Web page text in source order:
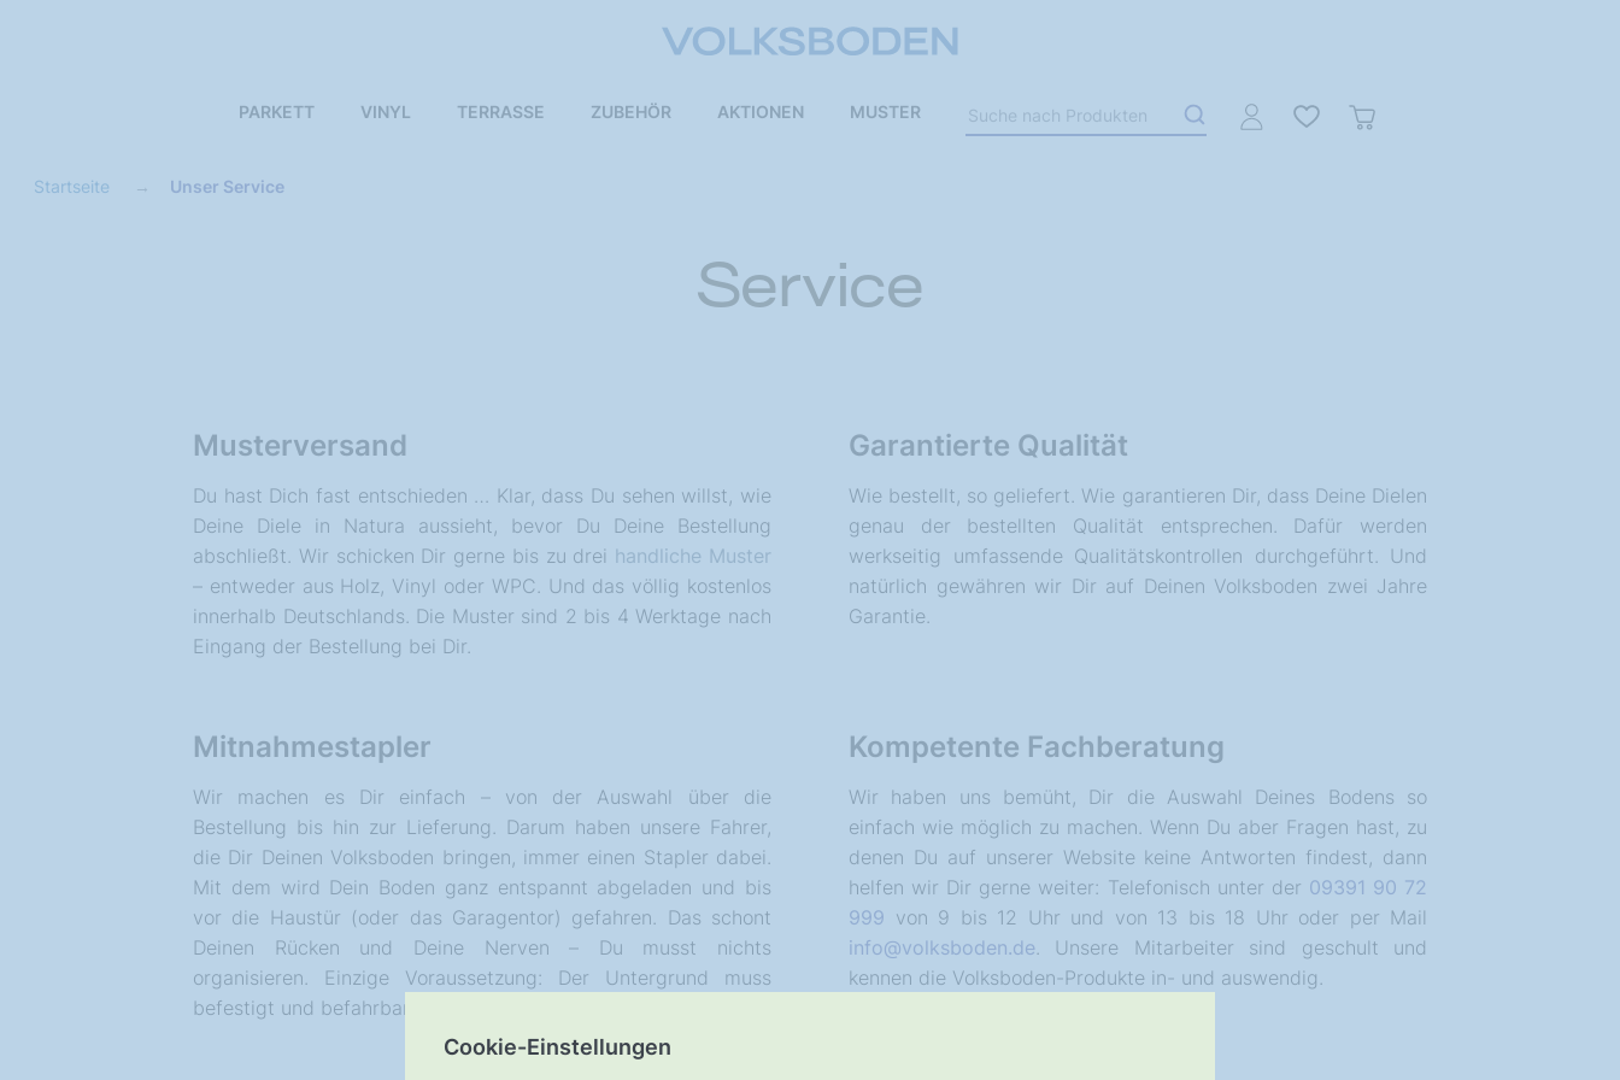
Cookie-Einstellungen
PARKETT VINYL TERRASSE ZUBEHÖR AKTIONEN MUSTER
Startseite Unser Service
Service
Musterversand
Du hast Dich fast entschieden … Klar, dass Du sehen willst, wie
Deine Diele in Natura aussieht, bevor Du Deine Bestellung
abschließt. Wir schicken Dir gerne bis zu drei handliche Muster
– entweder aus Holz, Vinyl oder WPC. Und das völlig kostenlos
innerhalb Deutschlands. Die Muster sind 2 bis 4 Werktage nach
Eingang der Bestellung bei Dir.
Garantierte Qualität
Wie bestellt, so geliefert. Wie garantieren Dir, dass Deine Dielen
genau der bestellten Qualität entsprechen. Dafür werden
werkseitig umfassende Qualitätskontrollen durchgeführt. Und
natürlich gewähren wir Dir auf Deinen Volksboden zwei Jahre
Garantie.
Mitnahmestapler
Wir machen es Dir einfach – von der Auswahl über die
Bestellung bis hin zur Lieferung. Darum haben unsere Fahrer,
die Dir Deinen Volksboden bringen, immer einen Stapler dabei.
Mit dem wird Dein Boden ganz entspannt abgeladen und bis
vor die Haustür (oder das Garagentor) gefahren. Das schont
Deinen Rücken und Deine Nerven – Du musst nichts
organisieren. Einzige Voraussetzung: Der Untergrund muss
befestigt und befahrbar sein.
Kompetente Fachberatung
Wir haben uns bemüht, Dir die Auswahl Deines Bodens so
einfach wie möglich zu machen. Wenn Du aber Fragen hast, zu
denen Du auf unserer Website keine Antworten findest, dann
helfen wir Dir gerne weiter: Telefonisch unter der 09391 90 72
999 von 9 bis 12 Uhr und von 13 bis 18 Uhr oder per Mail
info@volksboden.de. Unsere Mitarbeiter sind geschult und
kennen die Volksboden-Produkte in- und auswendig.